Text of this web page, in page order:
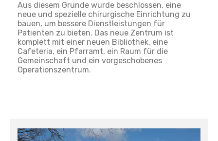
Aus diesem Grunde wurde beschlossen, eine
neue und spezielle chirurgische Einrichtung zu
bauen, um bessere Dienstleistungen für
Patienten zu bieten. Das neue Zentrum ist
komplett mit einer neuen Bibliothek, eine
Cafeteria, ein Pfarramt, ein Raum für die
Gemeinschaft und ein vorgeschobenes
Operationszentrum.